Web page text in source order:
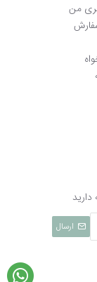
من
دارید
ارسال